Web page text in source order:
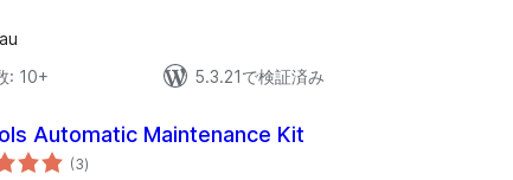
: 10+
5.3.21で検証済み
Automatic Maintenance Kit
(3個
の)